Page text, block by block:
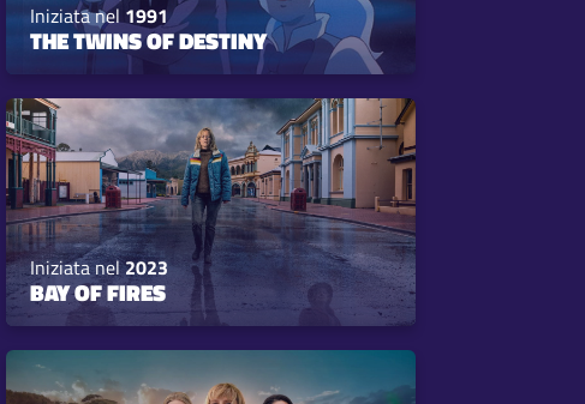
Iniziata nel1991
THE TWINS OF DESTINY
Iniziata nel2023
BAY OF FIRES